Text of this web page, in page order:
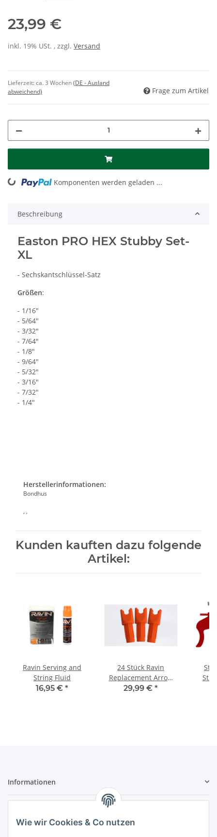
Wie wir Cookies & Co nutzen
23,99 €
inkl. 19% USt. , zzgl. Versand
Lieferzeit:ca. 3 Wochen(DE - Ausland
abweichend)
Frage zum Artikel
Loading... Komponenten werden geladen ...
Beschreibung
Easton PRO HEX Stubby Set-
XL
- Sechskantschlüssel-Satz
Größen:
- 1/16"
- 5/64"
- 3/32"
- 7/64"
- 1/8"
- 9/64"
- 5/32"
- 3/16"
- 7/32"
- 1/4"
Herstellerinformationen:
Bondhus
, ,
Kunden kauften dazu folgende
Artikel:
Ravin Serving and
String Fluid
16,95 € *
24 Stück Ravin
Replacement Arrow
Nocks
29,99 € *
Informationen